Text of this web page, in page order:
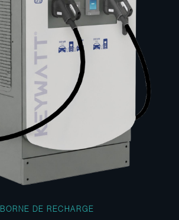
BORNE DE RECHARGE